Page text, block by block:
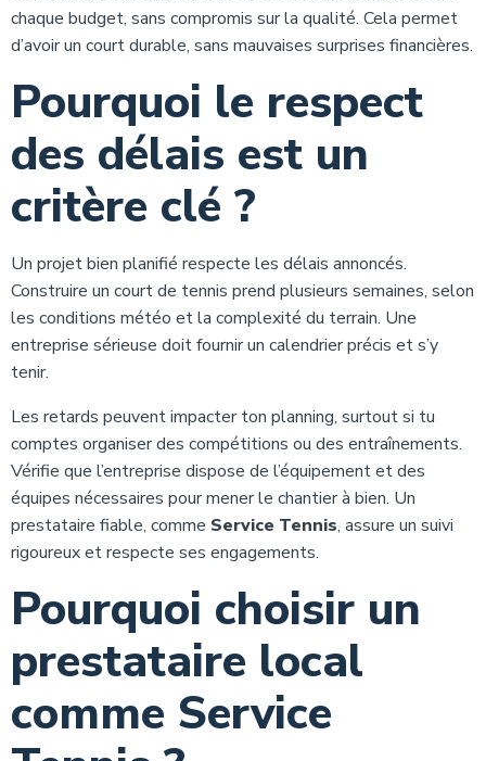
chaque budget, sans compromis sur la qualité. Cela permet
d’avoir un court durable, sans mauvaises surprises financières.
Pourquoi le respect
des délais est un
critère clé ?
Un projet bien planifié respecte les délais annoncés.
Construire un court de tennis prend plusieurs semaines, selon
les conditions météo et la complexité du terrain. Une
entreprise sérieuse doit fournir un calendrier précis et s’y
tenir.
Les retards peuvent impacter ton planning, surtout si tu
comptes organiser des compétitions ou des entraînements.
Vérifie que l’entreprise dispose de l’équipement et des
équipes nécessaires pour mener le chantier à bien. Un
prestataire fiable, comme Service Tennis, assure un suivi
rigoureux et respecte ses engagements.
Pourquoi choisir un
prestataire local
comme Service